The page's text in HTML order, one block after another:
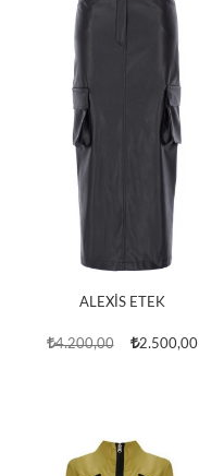
ALEXİS ETEK
4.200,00 2.500,00